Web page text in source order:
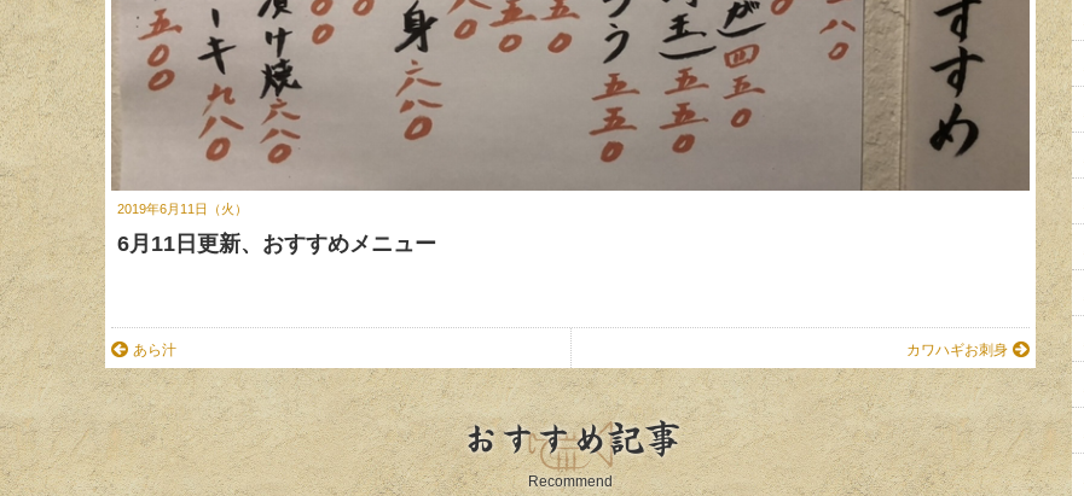
2019年6月11日（火）
6月11日更新、おすすめメニュー
あら汁 カワハギお刺身
おすすめ記事
Recommend